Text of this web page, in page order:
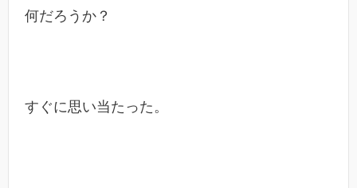
何だろうか？
すぐに思い当たった。